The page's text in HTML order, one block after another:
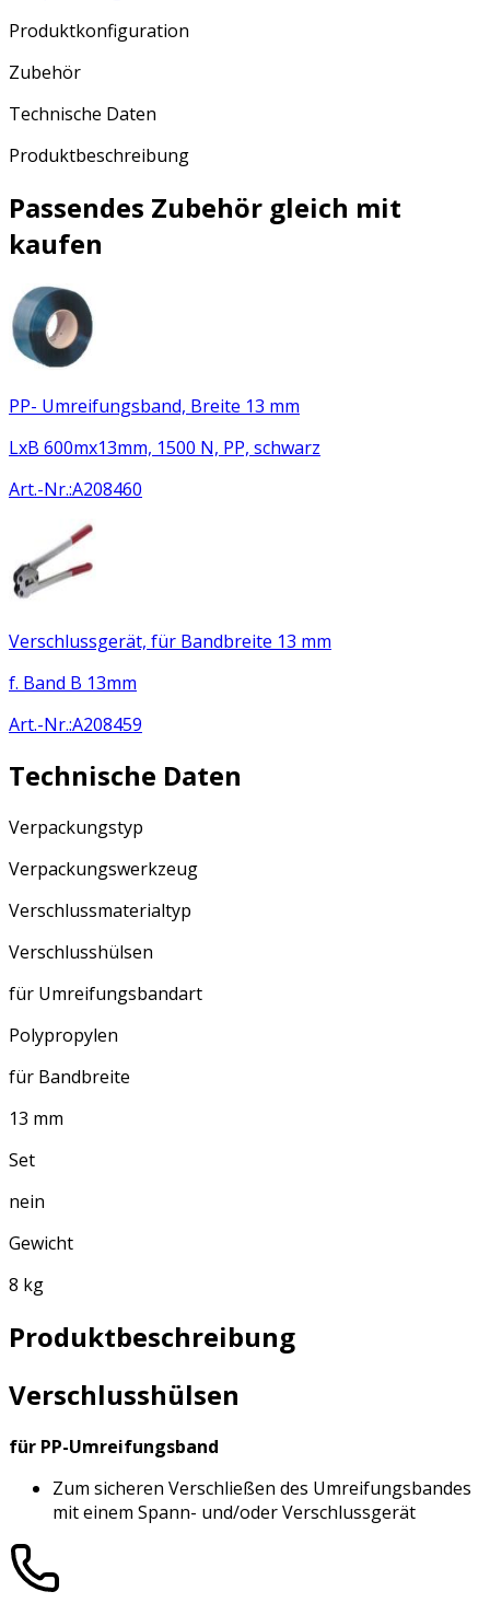
Produktkonfiguration
Zubehör
Technische Daten
Produktbeschreibung
Passendes Zubehör gleich mit
kaufen
PP- Umreifungsband, Breite 13 mm
LxB 600mx13mm, 1500 N, PP, schwarz
Art.-Nr.:A208460
Verschlussgerät, für Bandbreite 13 mm
f. Band B 13mm
Art.-Nr.:A208459
Technische Daten
Verpackungstyp
Verpackungswerkzeug
Verschlussmaterialtyp
Verschlusshülsen
für Umreifungsbandart
Polypropylen
für Bandbreite
13 mm
Set
nein
Gewicht
8 kg
Produktbeschreibung
Verschlusshülsen
für PP-Umreifungsband
Zum sicheren Verschließen des Umreifungsbandes
mit einem Spann- und/oder Verschlussgerät